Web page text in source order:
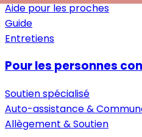
Aide pour les proches
Guide
Entretiens
Pour les personnes
Soutien spécialisé
Auto-assistance &
Allègement & Soutien